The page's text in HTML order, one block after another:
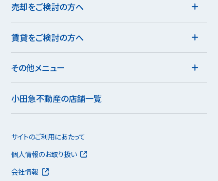
売却をご検討の方へ
賃貸をご検討の方へ
その他メニュー
小田急不動産の店舗一覧
サイトのご利用にあたって
個人情報のお取り扱い
会社情報